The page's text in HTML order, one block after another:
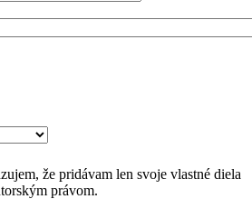
že pridávam len svoje vlastné diela
právom.